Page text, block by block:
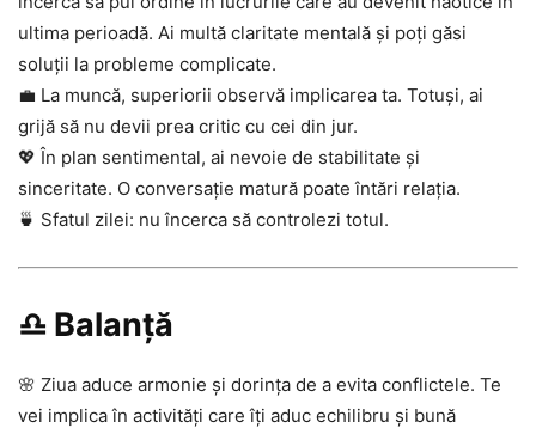
ultima perioadă. Ai multă claritate mentală și poți găsi
soluții la probleme complicate.
💼 La muncă, superiorii observă implicarea ta. Totuși, ai
grijă să nu devii prea critic cu cei din jur.
💖 În plan sentimental, ai nevoie de stabilitate și
sinceritate. O conversație matură poate întări relația.
🍵 Sfatul zilei: nu încerca să controlezi totul.
♎ Balanță
🌸 Ziua aduce armonie și dorința de a evita conflictele. Te
vei implica în activități care îți aduc echilibru și bună